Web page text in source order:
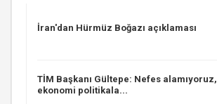
İran'dan Hürmüz Boğazı açıklaması
TİM Başkanı Gültepe: Nefes alamıyoruz,
ekonomi politikala...